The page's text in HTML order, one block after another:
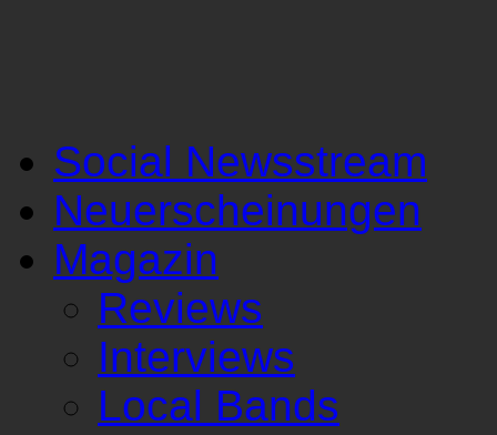
Social Newsstream
Neuerscheinungen
Magazin
Reviews
Interviews
Local Bands